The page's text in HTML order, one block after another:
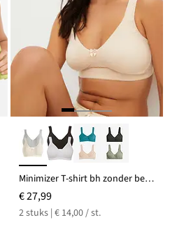
Minimizer T-shirt bh zonder beugels met biologisch katoen (set van 2)
€ 27,99
2 stuks | € 14,00 / st.